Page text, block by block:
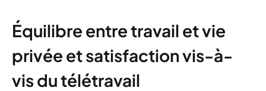
Équilibre entre travail et vie
privée et satisfaction vis-à-
vis du télétravail